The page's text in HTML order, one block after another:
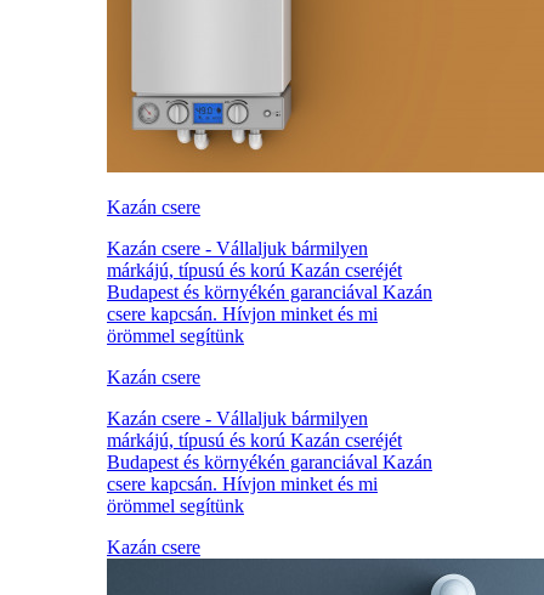
Kazán csere
Kazán csere - Vállaljuk bármilyen
márkájú, típusú és korú Kazán cseréjét
Budapest és környékén garanciával Kazán
csere kapcsán. Hívjon minket és mi
örömmel segítünk
Kazán csere
Kazán csere - Vállaljuk bármilyen
márkájú, típusú és korú Kazán cseréjét
Budapest és környékén garanciával Kazán
csere kapcsán. Hívjon minket és mi
örömmel segítünk
Kazán csere